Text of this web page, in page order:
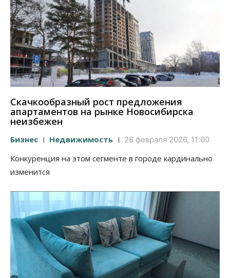
Скачкообразный рост предложения
апартаментов на рынке Новосибирска
неизбежен
Бизнес Недвижимость 26 февраля 2026, 11:00
Конкуренция на этом сегменте в городе кардинально
изменится